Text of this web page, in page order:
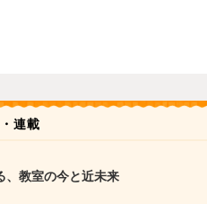
連載
、教室の今と近未来